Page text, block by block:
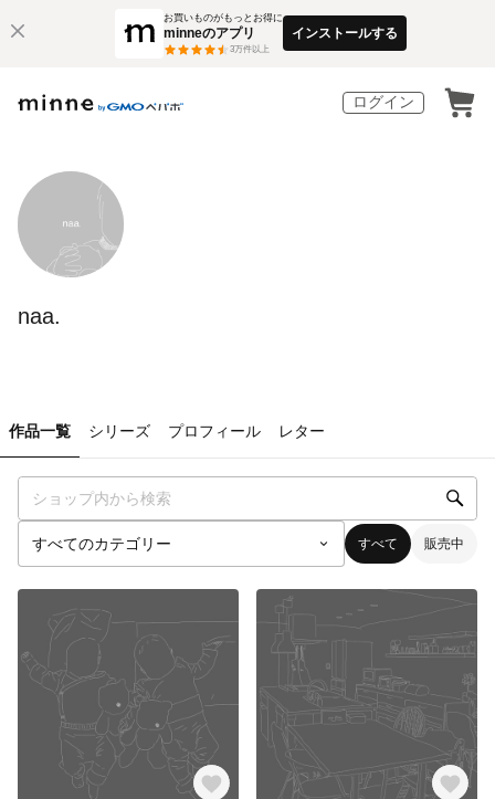
お買いものがもっとお得に
minneのアプリ
3万件以上
インストールする
ログイン
naa.
作品一覧 シリーズ プロフィール レター
すべて 販売中